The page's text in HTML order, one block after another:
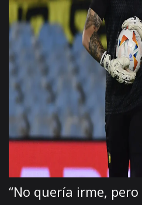
“No quería irme,